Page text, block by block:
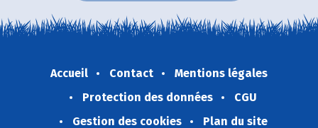
Accueil Contact
Mentions légales
Protection des données
CGU
Gestion des cookies
Plan du site